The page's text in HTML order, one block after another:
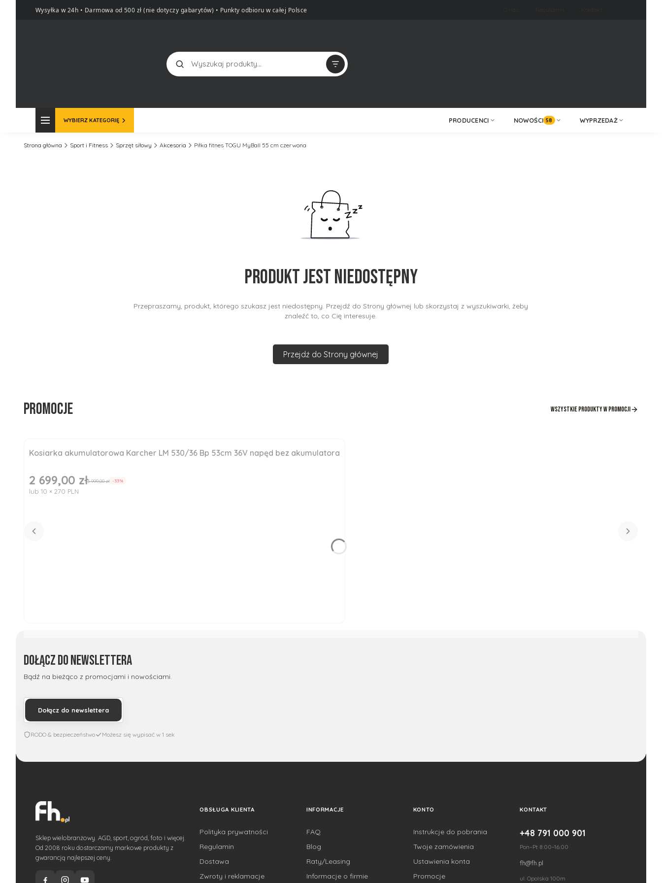
Wysyłka w 24h • Darmowa od 500 zł (nie dotyczy gabarytów) • Punkty odbioru w całej Polsce
Szukaj
WYBIERZ KATEGORIĘ PRODUCENCI NOWOŚCI 58 WYPRZEDAŻ
Strona główna Sport i Fitness Sprzęt siłowy Akcesoria Piłka fitnes TOGU MyBall 55 cm czerwona
Produkt jest niedostępny
Przepraszamy, produkt, którego szukasz jest niedostępny. Przejdź do Strony głównej lub skorzystaj z wyszukiwarki, żeby
znaleźć to, co Cię interesuje.
Przejdź do Strony głównej
Promocje Wszystkie produkty w promocji
Okazja
Kosiarka akumulatorowa Karcher LM 530/36 Bp 53cm 36V napęd bez akumulatora
Cena promocyjna
2 699,00 zł3 999,00 zł -33%
lub 10 × 270 PLN
Dołącz do newslettera
Bądź na bieżąco z promocjami i nowościami.
Dołącz do newslettera
RODO & bezpieczeństwo Możesz się wypisać w 1 sek
Sklep wielobranżowy. AGD, sport, ogród, foto i więcej.
Od 2008 roku dostarczamy markowe produkty z
gwarancją najlepszej ceny.
OBSŁUGA KLIENTA
Polityka prywatności
Regulamin
Dostawa
Zwroty i reklamacje
INFORMACJE
FAQ
Blog
Raty/Leasing
Informacje o firmie
KONTO
Instrukcje do pobrania
Twoje zamówienia
Ustawienia konta
Promocje
KONTAKT
+48 791 000 901
Pon–Pt 8:00–16:00
fh@fh.pl
ul. Opolska 100m